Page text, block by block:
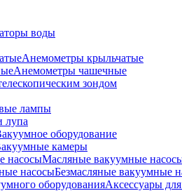
воды
Анемометры крыльчатые
Анемометры чашечные
зондом
лампы
лупа
оборудование
камеры
Масляные вакуумные
Безмасляные вакуумные
Аксессуары